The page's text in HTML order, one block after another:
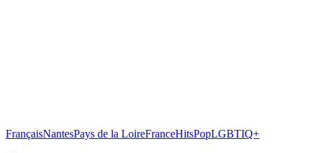
FrançaisNantesPays de la LoireFranceHitsPopLGBTIQ+